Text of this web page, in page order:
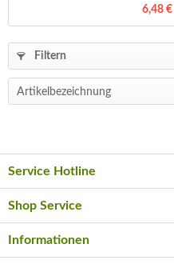
6,48 €
Filtern
Service Hotline
Shop Service
Informationen